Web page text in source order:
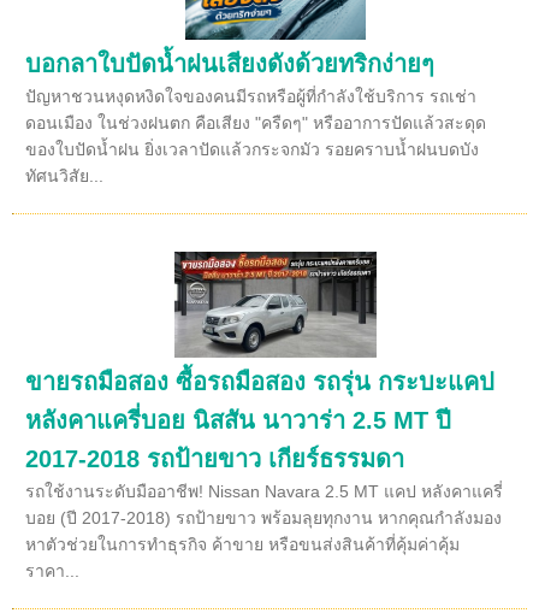
บอกลาใบปัดน้ำฝนเสียงดังด้วยทริกง่ายๆ
ปัญหาชวนหงุดหงิดใจของคนมีรถหรือผู้ที่กำลังใช้บริการ รถเช่า
ดอนเมือง ในช่วงฝนตก คือเสียง "ครืดๆ" หรืออาการปัดแล้วสะดุด
ของใบปัดน้ำฝน ยิ่งเวลาปัดแล้วกระจกมัว รอยคราบน้ำฝนบดบัง
ทัศนวิสัย...
ขายรถมือสอง ซื้อรถมือสอง รถรุ่น กระบะแคป
หลังคาแครี่บอย นิสสัน นาวาร่า 2.5 MT ปี
2017-2018 รถป้ายขาว เกียร์ธรรมดา
รถใช้งานระดับมืออาชีพ! Nissan Navara 2.5 MT แคป หลังคาแครี่
บอย (ปี 2017-2018) รถป้ายขาว พร้อมลุยทุกงาน หากคุณกำลังมอง
หาตัวช่วยในการทำธุรกิจ ค้าขาย หรือขนส่งสินค้าที่คุ้มค่าคุ้ม
ราคา...